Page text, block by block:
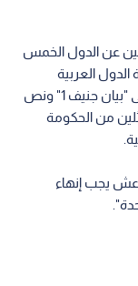
ضم ممثلين عن الدول الخمس
العربية
بإشراف الأمم المتحدة، تم في نهايته التوصل إلى "بيان جنيف 1" ونص
من الحكومة
يجب إنهاء